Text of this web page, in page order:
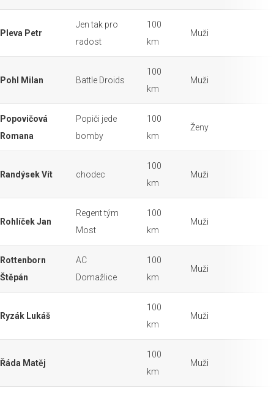
Pleva Petr
Jen tak pro
radost
100
km
Muži
Pohl Milan Battle Droids
100
km
Muži
Popovičová
Romana
Popiči jede
bomby
100
km
Ženy
Randýsek Vít chodec
100
km
Muži
Rohlíček Jan
Regent tým
Most
100
km
Muži
Rottenborn
Štěpán
AC
Domažlice
100
km
Muži
Ryzák Lukáš
100
km
Muži
Řáda Matěj
100
km
Muži